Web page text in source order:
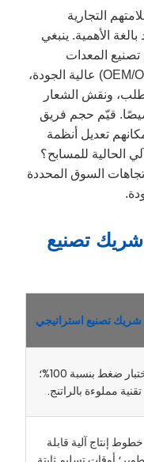
التجارية
الأهمية. ينبغي
المعدات
الأصلية/تصميم المعدات الأصلية (OEM/ODM) عالية الجودة،
ونقش الشعار
قيّم حجم فريق
تعديل أنظمة
الحالية للمسابح؟
السوق المحددة
شريك تصنيع
شريك تصنيع استراتيجي
اختبار ضغط بنسبة 100%؛
تقنية مملوءة بالراتنج.
خطوط إنتاج آلية قابلة